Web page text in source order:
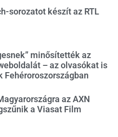
sorozatot készít az RTL
minősítették az
– az olvasókat is
Fehéroroszországban
az AXN
a Viasat Film